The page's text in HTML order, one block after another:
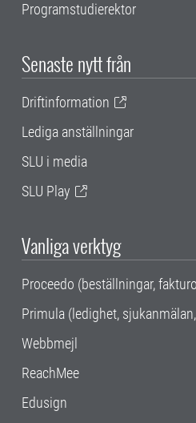
Programstudierektor
Senaste nytt från
Driftinformation
Lediga anställningar
SLU i media
SLU Play
Vanliga verktyg
Proceedo (beställningar,
Primula (ledighet,
Webbmejl
ReachMee
Edusign